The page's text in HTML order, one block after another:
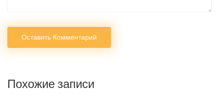
Оставить Комментарий
Похожие записи